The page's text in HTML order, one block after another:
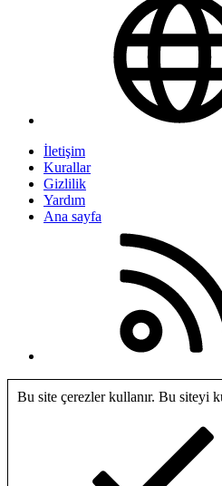
İletişim
Kurallar
Gizlilik
Yardım
Ana sayfa
Bu site çerezler kullanır. Bu siteyi